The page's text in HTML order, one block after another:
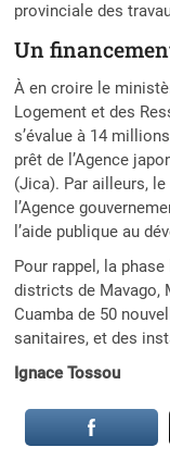
provinciale des
Un
À en croire le
Logement et des
s’évalue à 14
prêt de l’Agence
(Jica). Par ailleurs,
l’Agence
l’aide publique au
Pour rappel, la
districts de Mavago,
Cuamba de 50
sanitaires, et des
Ignace Tossou